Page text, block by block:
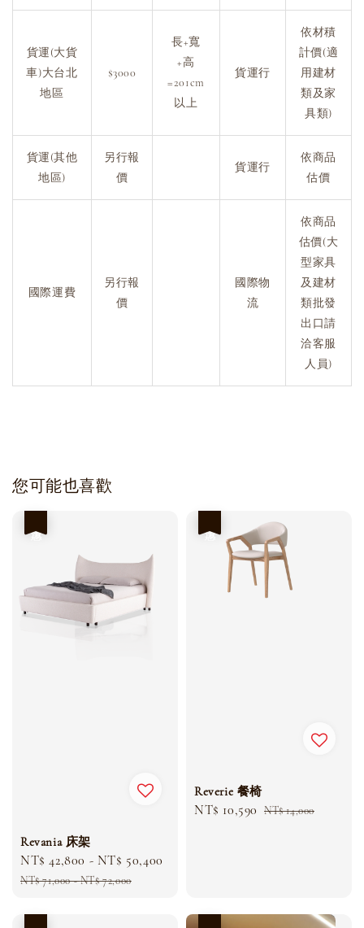
貨運(大貨
車)大台北
地區
$3000
長+寬
+高
=201cm
以上
貨運行
依材積
計價(適
用建材
類及家
具類)
貨運(其他
地區)
另行報
價
貨運行
依商品
估價
國際運費
另行報
價
國際物
流
依商品
估價(大
型家具
及建材
類批發
出口請
洽客服
人員)
您可能也喜歡
Revania 床架
Sale
price
NT$ 42,800 - NT$ 50,400
NT$ 71,000-NT$ 72,000
Reverie 餐椅
Sale
NT$ 10,590 Regular
NT$ 14,000